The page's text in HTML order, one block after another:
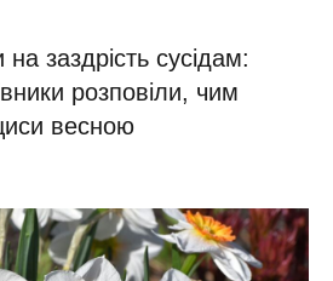
на заздрість сусідам:
розповіли, чим
весною